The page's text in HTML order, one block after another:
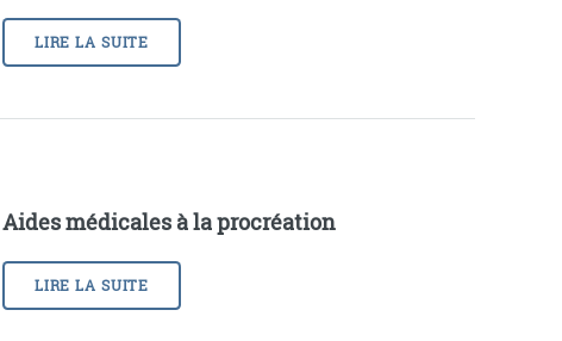
LIRE LA SUITE
Aides médicales à la procréation
LIRE LA SUITE